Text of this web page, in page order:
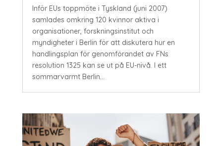
Inför EUs toppmöte i Tyskland (juni 2007)
samlades omkring 120 kvinnor aktiva i
organisationer, forskningsinstitut och
myndigheter i Berlin för att diskutera hur en
handlingsplan för genomförandet av FNs
resolution 1325 kan se ut på EU-nivå. I ett
sommarvarmt Berlin...